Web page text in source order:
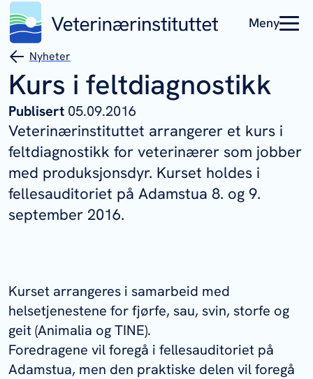
Meny
Nyheter
Kurs i feltdiagnostikk
Publisert 05.09.2016
Veterinærinstituttet arrangerer et kurs i
feltdiagnostikk for veterinærer som jobber
med produksjonsdyr. Kurset holdes i
fellesauditoriet på Adamstua 8. og 9.
september 2016.
Kurset arrangeres i samarbeid med
helsetjenestene for fjørfe, sau, svin, storfe og
geit (Animalia og TINE).
Foredragene vil foregå i fellesauditoriet på
Adamstua, men den praktiske delen vil foregå